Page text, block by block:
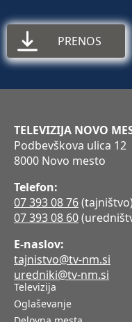
PRENOS
TELEVIZIJA NOVO
Podbevškova ulica 12
8000 Novo mesto
Telefon:
07 393 08 76(tajništvo)
07 393 08 60
E-naslov:
tajnistvo@tv-nm.si
uredniki@tv-nm.si
Televizija
Oglaševanje